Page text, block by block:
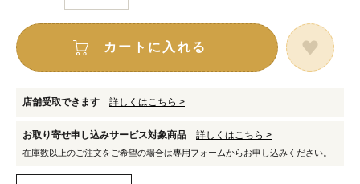
カートに入れる
店舗受取できます 詳しくはこちら >
お取り寄せ申し込みサービス対象商品 詳しくはこちら >
在庫数以上のご注文をご希望の場合は専用フォームからお申し込みください。